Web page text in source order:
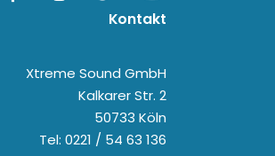
Kontakt
Xtreme Sound GmbH
Kalkarer Str. 2
50733 Köln
Tel: 0221 / 54 63 136